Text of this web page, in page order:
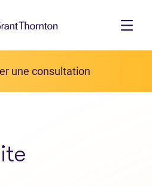
principal
une consultation